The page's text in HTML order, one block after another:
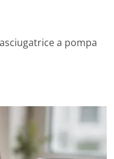
asciugatrice a pompa